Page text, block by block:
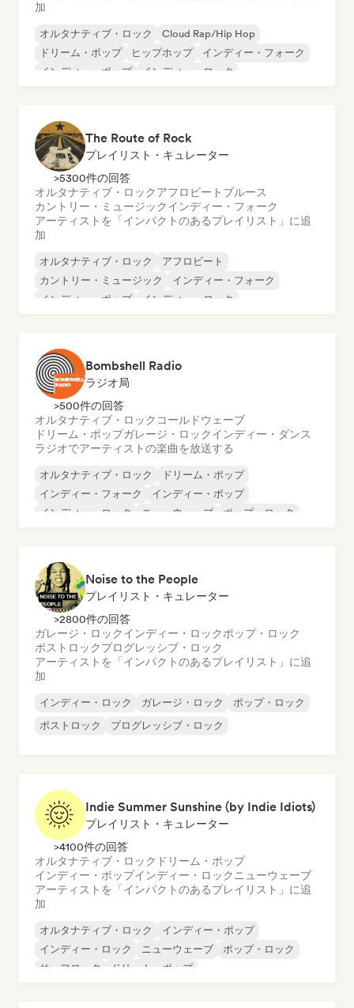
加
オルタナティブ・ロック
Cloud Rap/Hip Hop
ドリーム・ポップ
ヒップホップ
インディー・フォーク
インディー・ポップ
インディー・ロック
The Route of Rock
プレイリスト・キュレーター
>5300件の回答
オルタナティブ・ロックアフロビート ブルース
カントリー・ミュージックインディー・フォーク
アーティストを「インパクトのあるプレイリスト」に追
加
オルタナティブ・ロック
アフロビート
カントリー・ミュージック
インディー・フォーク
インディー・ポップ
インディー・ロック
Bombshell Radio
ラジオ局
>500件の回答
オルタナティブ・ロック コールドウェーブ
ドリーム・ポップガレージ・ロックインディー・ダンス
ラジオでアーティストの楽曲を放送する
オルタナティブ・ロック
ドリーム・ポップ
インディー・フォーク
インディー・ポップ
インディー・ロック
ニューウェーブ
ポップ・ロック
Noise to the People
プレイリスト・キュレーター
>2800件の回答
ガレージ・ロックインディー・ロックポップ・ロック
ポストロックプログレッシブ・ロック
アーティストを「インパクトのあるプレイリスト」に追
加
インディー・ロック ガレージ・ロック
ポップ・ロック
ポストロック
プログレッシブ・ロック
Indie Summer Sunshine (by Indie Idiots)
プレイリスト・キュレーター
>4100件の回答
オルタナティブ・ロック ドリーム・ポップ
インディー・ポップインディー・ロック ニューウェーブ
アーティストを「インパクトのあるプレイリスト」に追
加
オルタナティブ・ロック
インディー・ポップ
インディー・ロック
ニューウェーブ
ポップ・ロック
サーフロック
ドリーム・ポップ